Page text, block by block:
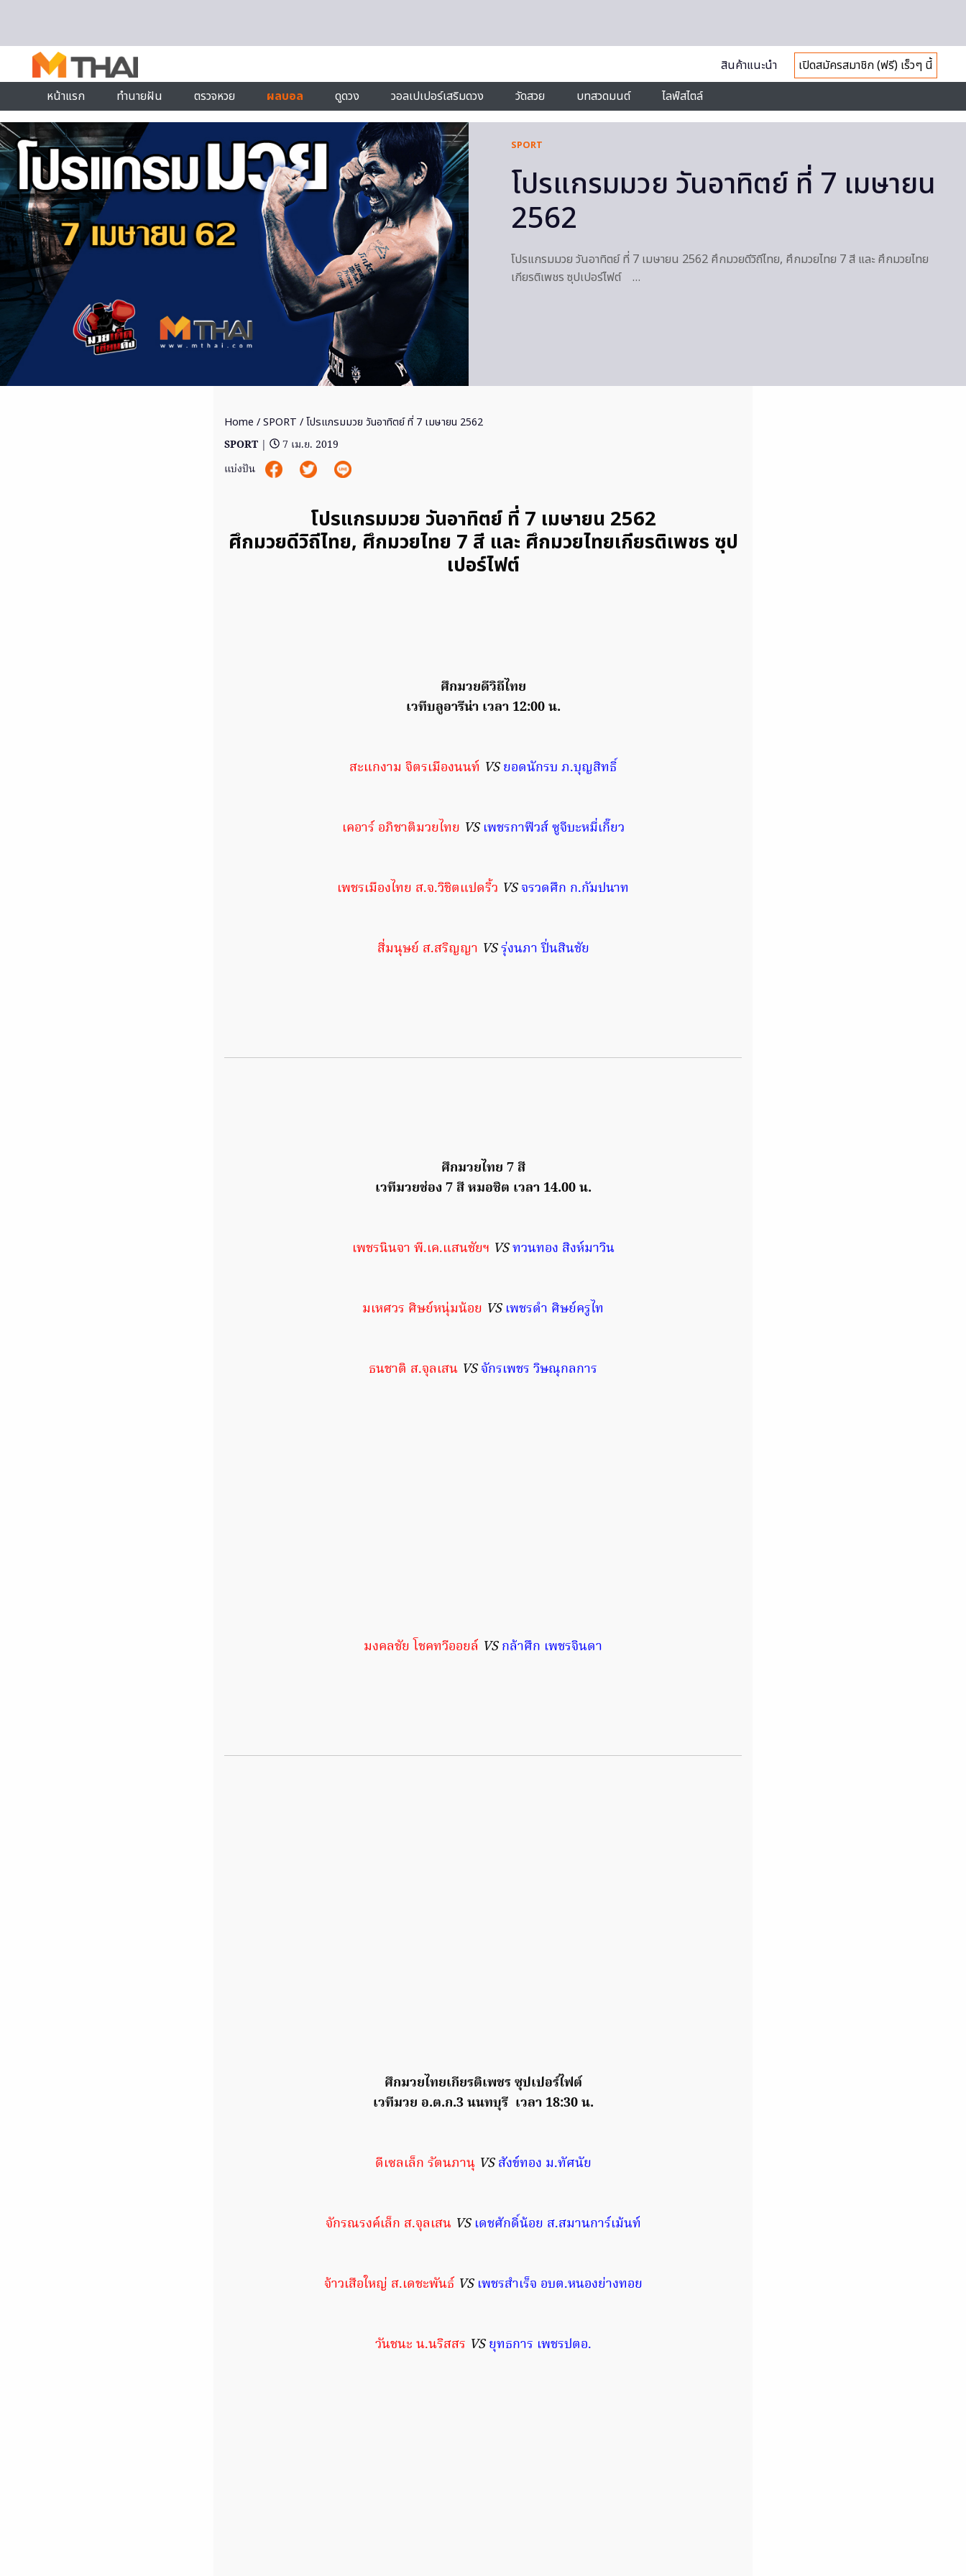
สินค้าแนะนำ
เปิดสมัครสมาชิก (ฟรี) เร็วๆ นี้
หน้าแรก
ทำนายฝัน ตรวจหวย ผลบอล ดูดวง วอลเปเปอร์เสริมดวง วัดสวย บทสวดมนต์ ไลฟ์สไตล์
SPORT
โปรแกรมมวย วันอาทิตย์ ที่ 7 เมษายน
2562
โปรแกรมมวย วันอาทิตย์ ที่ 7 เมษายน 2562 ศึกมวยดีวิถีไทย, ศึกมวยไทย 7 สี และ ศึกมวยไทย
เกียรติเพชร ซุปเปอร์ไฟต์ …
Home /SPORT / โปรแกรมมวย วันอาทิตย์ ที่ 7 เมษายน 2562
SPORT |
7 เม.ย. 2019
แบ่งปัน
โปรแกรมมวย วันอาทิตย์ ที่ 7 เมษายน 2562
ศึกมวยดีวิถีไทย, ศึกมวยไทย 7 สี และ ศึกมวยไทยเกียรติเพชร ซุป
เปอร์ไฟต์
ศึกมวยดีวิถีไทย
เวทีบลูอารีน่า เวลา 12:00 น.
สะแกงาม จิตรเมืองนนท์ VS ยอดนักรบ ภ.บุญสิทธิ์
เคอาร์ อภิชาติมวยไทย VS เพชรกาฟิวส์ ซูจีบะหมี่เกี๊ยว
เพชรเมืองไทย ส.จ.วิชิตแปดริ้ว VSจรวดศึก ก.กัมปนาท
สี่มนุษย์ ส.สริญญา VSรุ่งนภา ปิ่นสินชัย
ศึกมวยไทย 7 สี
เวทีมวยช่อง 7 สี หมอชิต เวลา 14.00 น.
เพชรนินจา พี.เค.แสนชัยฯ VSทวนทอง สิงห์มาวิน
มเหศวร ศิษย์หนุ่มน้อย VS เพชรดำ ศิษย์ครูไท
ธนชาติ ส.จุลเสน VS จักรเพชร วิษณุกลการ
มงคลชัย โชคทวีออยล์ VSกล้าศึก เพชรจินดา
ศึกมวยไทยเกียรติเพชร ซุปเปอร์ไฟต์
เวทีมวย อ.ต.ก.3 นนทบุรี เวลา 18:30 น.
ดีเซลเล็ก รัตนภานุVSสังข์ทอง ม.ทัศนัย
จักรณรงค์เล็ก ส.จุลเสน VS เดชศักดิ์น้อย ส.สมานการ์เม้นท์
จ้าวเสือใหญ่ ส.เดชะพันธ์ VSเพชรสำเร็จ อบต.หนองย่างทอย
วันชนะ น.นริสสร VS ยุทธการ เพชรปตอ.